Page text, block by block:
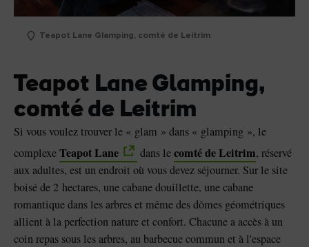
Teapot Lane Glamping, comté de Leitrim
Teapot Lane Glamping,
comté de Leitrim
Si vous voulez trouver le « glam » dans « glamping », le
complexeTeapot Lane dans lecomté de Leitrim, réservé
aux adultes, est un endroit où vous devez séjourner. Sur le site
boisé de 2 hectares, une cabane douillette, une cabane
romantique dans les arbres et même des dômes géométriques
allient à la perfection nature et confort. Chacune a accès à un
coin repas sous les arbres, au barbecue commun et à l'espace